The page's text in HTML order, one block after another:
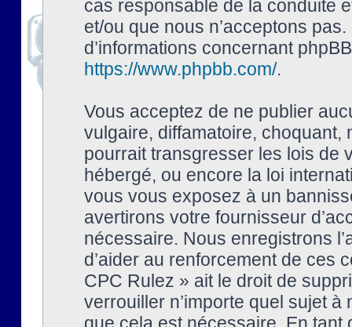
cas responsable de la conduite
et/ou que nous n’acceptons
d’informations concernant
https://www.phpbb.com/.
Vous acceptez de ne publier
vulgaire, diffamatoire, choquant,
pourrait transgresser les lois de
hébergé, ou encore la loi
vous vous exposez à un
avertirons votre fournisseur
nécessaire. Nous enregistrons
d’aider au renforcement de ces
CPC Rulez » ait le droit de
verrouiller n’importe quel sujet à